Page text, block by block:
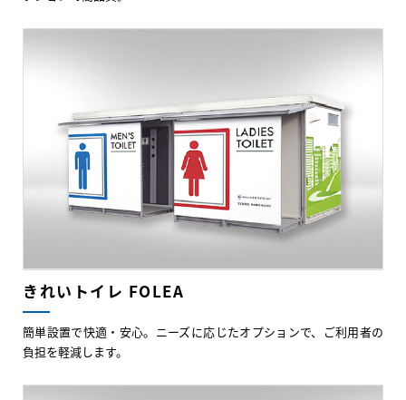
きれいトイレ FOLEA
簡単設置で快適・安心。ニーズに応じたオプションで、ご利用者の
負担を軽減します。